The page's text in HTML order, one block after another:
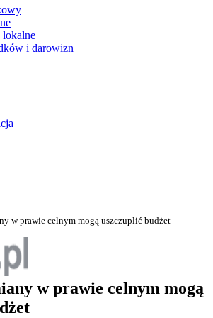
lokalne
i darowizn
w prawie celnym mogą uszczuplić budżet
w prawie celnym mogą